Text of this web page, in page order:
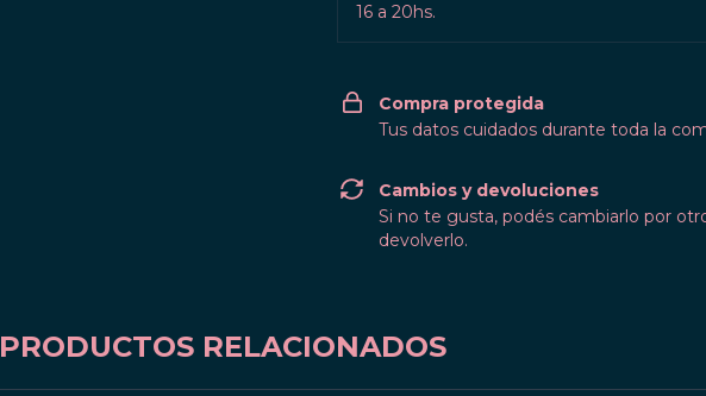
16 a 20hs.
Compra protegida
Tus datos cuidados durante toda la
Cambios y devoluciones
Si no te gusta, podés cambiarlo por
devolverlo.
PRODUCTOS RELACIONADOS